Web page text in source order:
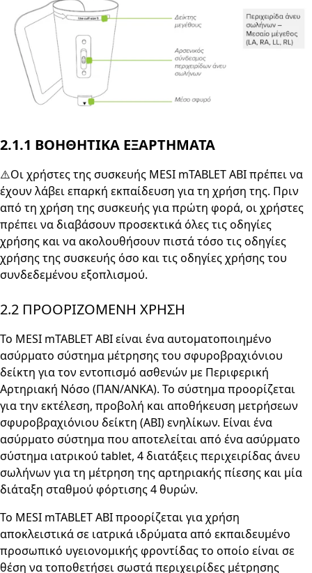
2.1.1 ΒΟΗΘΗΤΙΚΑ ΕΞΑΡΤΗΜΑΤΑ
⚠️Οι χρήστες της συσκευής MESI mTABLET ABI πρέπει να
έχουν λάβει επαρκή εκπαίδευση για τη χρήση της. Πριν
από τη χρήση της συσκευής για πρώτη φορά, οι χρήστες
πρέπει να διαβάσουν προσεκτικά όλες τις οδηγίες
χρήσης και να ακολουθήσουν πιστά τόσο τις οδηγίες
χρήσης της συσκευής όσο και τις οδηγίες χρήσης του
συνδεδεμένου εξοπλισμού.
2.2 ΠΡΟΟΡΙΖΟΜΕΝΗ ΧΡΗΣΗ
Το MESI mTABLET ABI είναι ένα αυτοματοποιημένο
ασύρματο σύστημα μέτρησης του σφυροβραχιόνιου
δείκτη για τον εντοπισμό ασθενών με Περιφερική
Αρτηριακή Νόσο (ΠΑΝ/ΑΝΚΑ). Το σύστημα προορίζεται
για την εκτέλεση, προβολή και αποθήκευση μετρήσεων
σφυροβραχιόνιου δείκτη (ABI) ενηλίκων. Είναι ένα
ασύρματο σύστημα που αποτελείται από ένα ασύρματο
σύστημα ιατρικού tablet, 4 διατάξεις περιχειρίδας άνευ
σωλήνων για τη μέτρηση της αρτηριακής πίεσης και μία
διάταξη σταθμού φόρτισης 4 θυρών.
Το MESI mTABLET ABI προορίζεται για χρήση
αποκλειστικά σε ιατρικά ιδρύματα από εκπαιδευμένο
προσωπικό υγειονομικής φροντίδας το οποίο είναι σε
θέση να τοποθετήσει σωστά περιχειρίδες μέτρησης